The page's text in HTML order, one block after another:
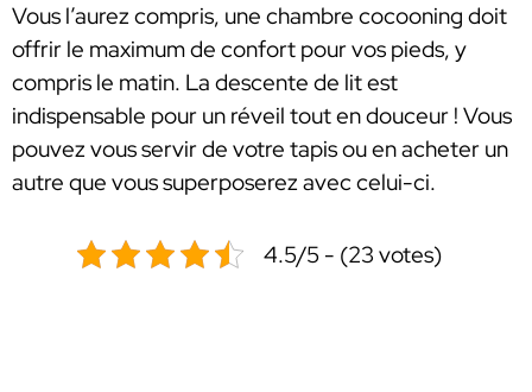
Vous l’aurez compris, une chambre cocooning doit
offrir le maximum de confort pour vos pieds, y
compris le matin. La descente de lit est
indispensable pour un réveil tout en douceur ! Vous
pouvez vous servir de votre tapis ou en acheter un
autre que vous superposerez avec celui-ci.
4.5/5 - (23 votes)